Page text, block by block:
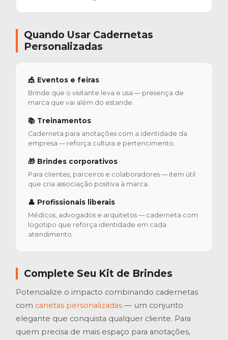
Quando Usar Cadernetas
Personalizadas
🎪 Eventos e feiras
Brinde que o visitante leva e usa — presença de
marca que vai além do estande.
📚 Treinamentos
Caderneta para anotações com a identidade da
empresa — reforça cultura e pertencimento.
🎁 Brindes corporativos
Para clientes, parceiros e colaboradores — item útil
que cria associação positiva à marca.
👤 Profissionais liberais
Médicos, advogados e arquitetos — caderneta com
logotipo que reforça identidade em cada
atendimento.
Complete Seu Kit de Brindes
Potencialize o impacto combinando cadernetas
com canetas personalizadas — um conjunto
elegante que conquista qualquer cliente. Para
quem precisa de mais espaço para anotações,